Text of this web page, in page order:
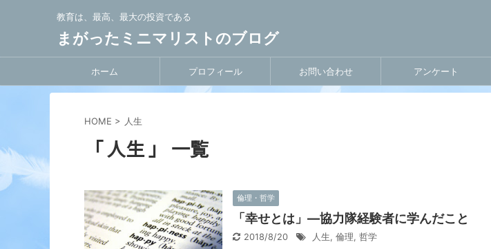
教育は、最高、最大の投資である
まがったミニマリストのブログ
ホーム プロフィール お問い合わせ アンケート
HOME > 人生
「 人生 」 一覧
倫理・哲学
「幸せとは」―協力隊経験者に学んだこと
2018/8/20 人生, 倫理, 哲学